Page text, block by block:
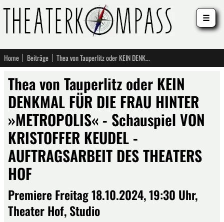
Home Beiträge Thea von Tauperlitz oder KEIN DENKMAL FÜR DIE FRAU HINTER »METROPOLIS« - Schauspiel VON KRISTOFFER KEUDEL - AUFTRAGSARBEIT DES THEATERS HOF
Thea von Tauperlitz oder KEIN
DENKMAL FÜR DIE FRAU HINTER
»METROPOLIS« - Schauspiel VON
KRISTOFFER KEUDEL -
AUFTRAGSARBEIT DES THEATERS
HOF
Premiere Freitag 18.10.2024, 19:30 Uhr,
Theater Hof, Studio
☰